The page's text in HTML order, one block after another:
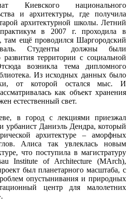
Киевского национального
и архитектуры, где получила
архитектурной школы. Летний
в 2007 г. проходила в
там ещё проводился Шаргородский
Студенты должны были
территории с социальной
возникла тема дипломного
Из исходных данных было
от которой остался мыс. И
как объект хранения
естественный свет.
в город с лекциями приезжал
урбанист Даниэль Дендра, который
архитектуре – аморфных
Алиса так увлеклась новым
что поступила в магистратуру
Institute of Architecture (MArch),
был планетарного масштаба, с
опустынивания и природных
центр для малолетних